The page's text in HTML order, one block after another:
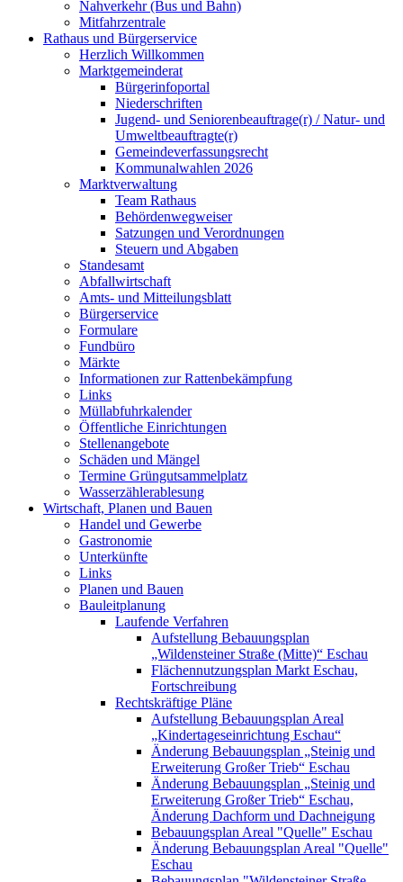
Nahverkehr (Bus und Bahn)
Mitfahrzentrale
Rathaus und Bürgerservice
Herzlich Willkommen
Marktgemeinderat
Bürgerinfoportal
Niederschriften
Jugend- und Seniorenbeauftrage(r) / Natur- und
Umweltbeauftragte(r)
Gemeindeverfassungsrecht
Kommunalwahlen 2026
Marktverwaltung
Team Rathaus
Behördenwegweiser
Satzungen und Verordnungen
Steuern und Abgaben
Standesamt
Abfallwirtschaft
Amts- und Mitteilungsblatt
Bürgerservice
Formulare
Fundbüro
Märkte
Informationen zur Rattenbekämpfung
Links
Müllabfuhrkalender
Öffentliche Einrichtungen
Stellenangebote
Schäden und Mängel
Termine Grüngutsammelplatz
Wasserzählerablesung
Wirtschaft, Planen und Bauen
Handel und Gewerbe
Gastronomie
Unterkünfte
Links
Planen und Bauen
Bauleitplanung
Laufende Verfahren
Aufstellung Bebauungsplan
„Wildensteiner Straße (Mitte)“ Eschau
Flächennutzungsplan Markt Eschau,
Fortschreibung
Rechtskräftige Pläne
Aufstellung Bebauungsplan Areal
„Kindertageseinrichtung Eschau“
Änderung Bebauungsplan „Steinig und
Erweiterung Großer Trieb“ Eschau
Änderung Bebauungsplan „Steinig und
Erweiterung Großer Trieb“ Eschau,
Änderung Dachform und Dachneigung
Bebauungsplan Areal "Quelle" Eschau
Änderung Bebauungsplan Areal "Quelle"
Eschau